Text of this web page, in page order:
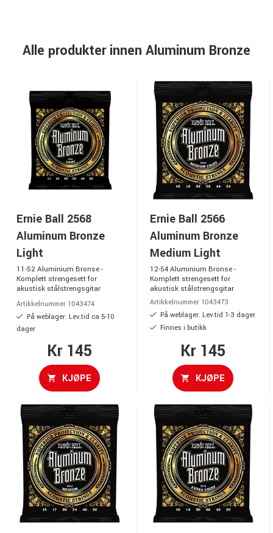
Alle produkter innen Aluminum Bronze
Ernie Ball 2568
Aluminum Bronze
Light
11-52 Aluminium Bronse -
Komplett strengesett for
akustisk stålstrengsgitar
Artikkelnummer 1043474
På weblager. Lev.tid ca 5-10
dager
Kr 145
KJØPE
Ernie Ball 2566
Aluminum Bronze
Medium Light
12-54 Aluminium Bronse -
Komplett strengesett for
akustisk stålstrengsgitar
Artikkelnummer 1043473
På weblager. Lev.tid 1-3 dager
Finnes i butikk
Kr 145
KJØPE